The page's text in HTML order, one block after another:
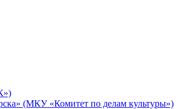
(МКУ «Комитет по делам культуры»)